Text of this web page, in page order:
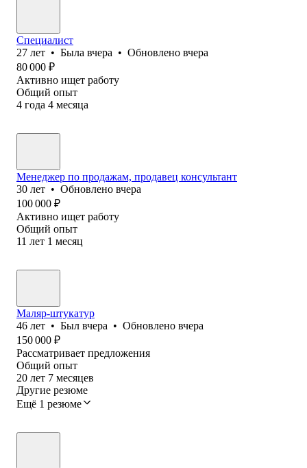
Специалист
27 лет • Была вчера • Обновлено вчера
80 000 ₽
Активно ищет работу
Общий опыт
4 года 4 месяца
Менеджер по продажам, продавец консультант
30 лет • Обновлено вчера
100 000 ₽
Активно ищет работу
Общий опыт
11 лет 1 месяц
Маляр-штукатур
46 лет • Был вчера • Обновлено вчера
150 000 ₽
Рассматривает предложения
Общий опыт
20 лет 7 месяцев
Другие резюме
Ещё 1 резюме